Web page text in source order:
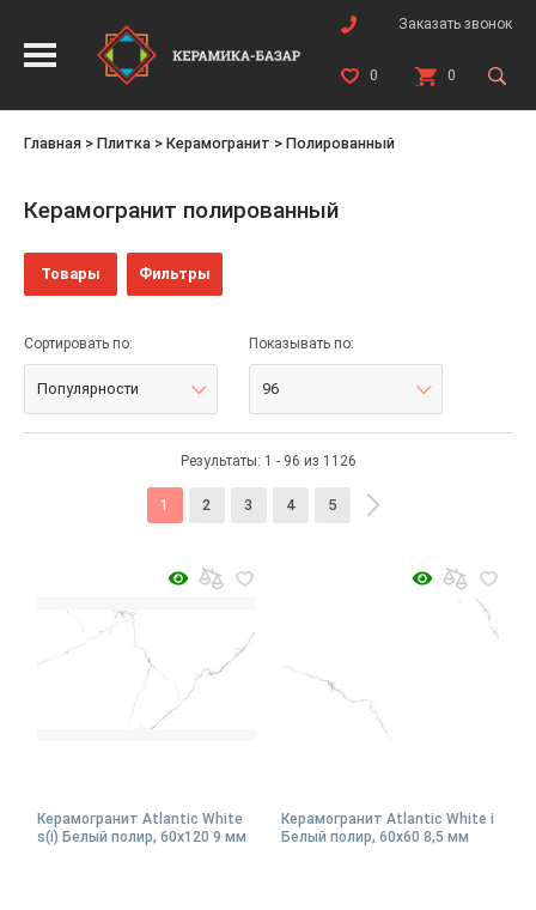
Заказать звонок
0 0
Главная > Плитка > Керамогранит > Полированный
Керамогранит полированный
Товары Фильтры
Сортировать по:
Популярности
Показывать по:
96
Результаты: 1 - 96 из 1126
1 2 3 4 5
Керамогранит Atlantic White
s(i) Белый полир, 60x120 9 мм
Керамогранит Atlantic White i
Белый полир, 60x60 8,5 мм